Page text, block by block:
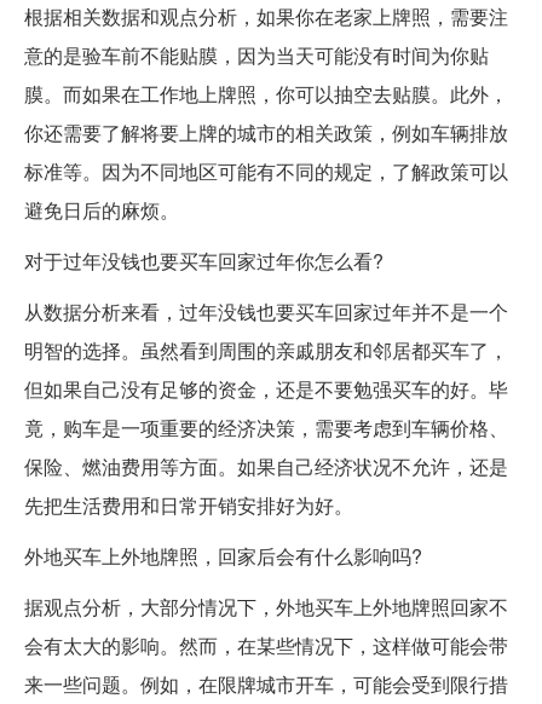
根据相关数据和观点分析，如果你在老家上牌照，需要注
意的是验车前不能贴膜，因为当天可能没有时间为你贴
膜。而如果在工作地上牌照，你可以抽空去贴膜。此外，
你还需要了解将要上牌的城市的相关政策，例如车辆排放
标准等。因为不同地区可能有不同的规定，了解政策可以
避免日后的麻烦。
对于过年没钱也要买车回家过年你怎么看?
从数据分析来看，过年没钱也要买车回家过年并不是一个
明智的选择。虽然看到周围的亲戚朋友和邻居都买车了，
但如果自己没有足够的资金，还是不要勉强买车的好。毕
竟，购车是一项重要的经济决策，需要考虑到车辆价格、
保险、燃油费用等方面。如果自己经济状况不允许，还是
先把生活费用和日常开销安排好为好。
外地买车上外地牌照，回家后会有什么影响吗?
据观点分析，大部分情况下，外地买车上外地牌照回家不
会有太大的影响。然而，在某些情况下，这样做可能会带
来一些问题。例如，在限牌城市开车，可能会受到限行措